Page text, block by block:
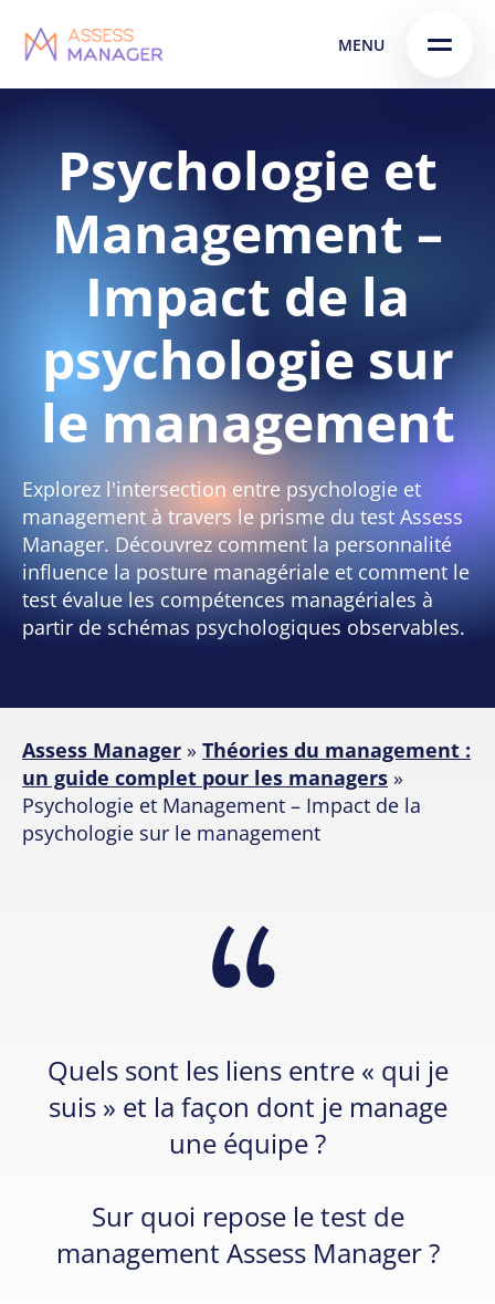
Skip
to
Skip to
content
MENU
Psychologie et
Management –
Impact de la
psychologie sur
le management
Explorez l'intersection entre psychologie et
management à travers le prisme du test Assess
Manager. Découvrez comment la personnalité
influence la posture managériale et comment le
test évalue les compétences managériales à
partir de schémas psychologiques observables.
Assess Manager » Théories du management :
un guide complet pour les managers »
Psychologie et Management – Impact de la
psychologie sur le management
Quels sont les liens entre « qui je
suis » et la façon dont je manage
une équipe ?
Sur quoi repose le test de
management Assess Manager ?